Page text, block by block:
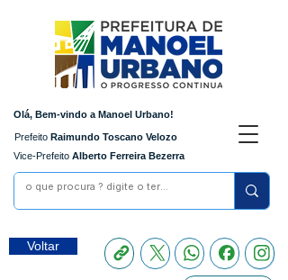
Olá, Bem-vindo a Manoel Urbano!
Prefeito Raimundo Toscano Velozo
Vice-Prefeito Alberto Ferreira Bezerra
Voltar